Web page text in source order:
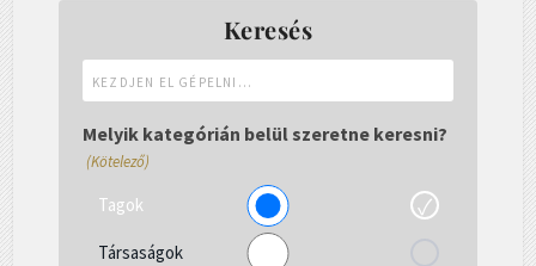
Keresés
el
gépelni...
Melyik kategórián belül szeretne keresni?
(Kötelező)
Tagok
Társaságok